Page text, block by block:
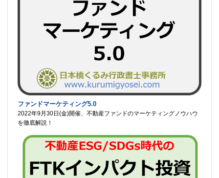
ファンドマーケティング5.0
2022年9月30日(金)開催、不動産ファンドのマーケティングノウハウ
を徹底解説！